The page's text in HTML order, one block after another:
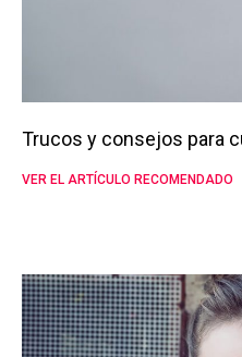
Trucos y consejos para
VER EL ARTÍCULO RECOMENDADO